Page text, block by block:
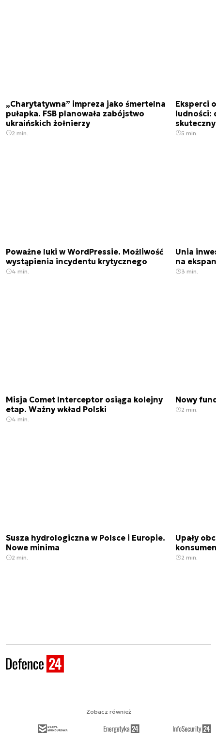
„Charytatywna” impreza jako śmertelna
pułapka. FSB planowała zabójstwo
ukraińskich żołnierzy
2 min.
Eksperci
ludności:
skuteczny
5 min.
Poważne luki w WordPressie. Możliwość
wystąpienia incydentu krytycznego
4 min.
Unia
na
3 min.
Misja Comet Interceptor osiąga kolejny
etap. Ważny wkład Polski
4 min.
Nowy
2 min.
Susza hydrologiczna w Polsce i Europie.
Nowe minima
2 min.
Upały
2 min.
Zobacz również